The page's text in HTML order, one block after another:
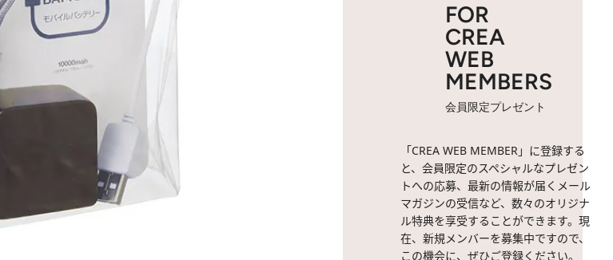
FOR
CREA
WEB
MEMBERS
会員限定プレゼント
「CREA WEB MEMBER」に登録する
と、会員限定のスペシャルなプレゼン
トへの応募、最新の情報が届くメール
マガジンの受信など、数々のオリジナ
ル特典を享受することができます。現
在、新規メンバーを募集中ですので、
この機会に、ぜひご登録ください。